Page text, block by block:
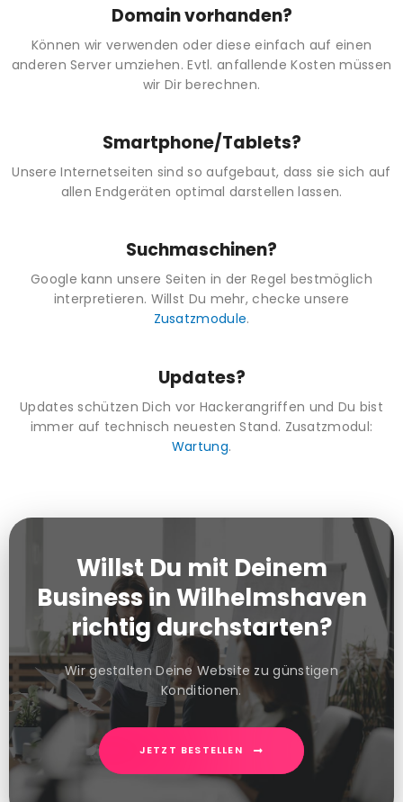
Domain vorhanden?
Können wir verwenden oder diese einfach auf einen
anderen Server umziehen. Evtl. anfallende Kosten müssen
wir Dir berechnen.
Smartphone/Tablets?
Unsere Internetseiten sind so aufgebaut, dass sie sich auf
allen Endgeräten optimal darstellen lassen.
Suchmaschinen?
Google kann unsere Seiten in der Regel bestmöglich
interpretieren. Willst Du mehr, checke unsere
Zusatzmodule.
Updates?
Updates schützen Dich vor Hackerangriffen und Du bist
immer auf technisch neuesten Stand. Zusatzmodul:
Wartung.
Willst Du mit Deinem
Business in Wilhelmshaven
richtig durchstarten?
Wir gestalten Deine Website zu günstigen
Konditionen.
JETZT BESTELLEN